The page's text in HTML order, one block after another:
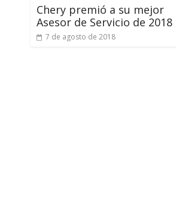
Chery premió a su mejor
Asesor de Servicio de 2018
7 de agosto de 2018